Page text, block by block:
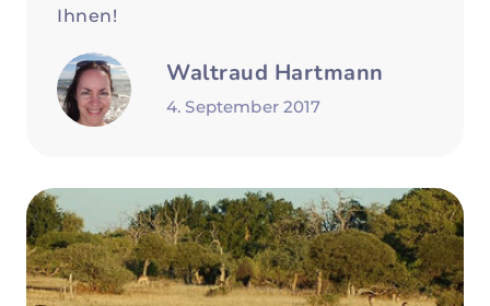
Ihnen!
Waltraud Hartmann
4. September 2017